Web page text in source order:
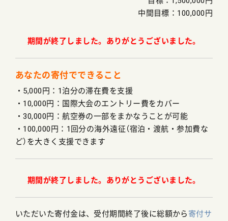
中間目標：100,000円
期間が終了しました。ありがとうございました。
あなたの寄付でできること
・5,000円：1泊分の滞在費を支援
・10,000円：国際大会のエントリー費をカバー
・30,000円：航空券の一部をまかなうことが可能
・100,000円：1回分の海外遠征（宿泊・渡航・参加費な
ど）を大きく支援できます
期間が終了しました。ありがとうございました。
いただいた寄付金は、受付期間終了後に総額から 寄付サ